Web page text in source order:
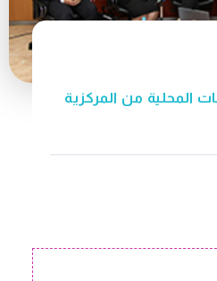
المحلية من المركزية